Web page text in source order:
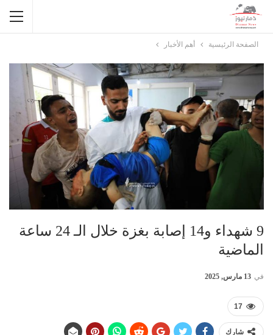
الصفحة الرئيسية أهم الأخبار
9 شهداء و14 إصابة بغزة خلال الـ 24 ساعة
الماضية
في 13 مارس, 2025
17
شارك